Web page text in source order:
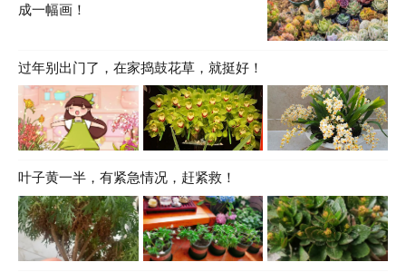
成一幅画！
过年别出门了，在家捣鼓花草，就挺好！
叶子黄一半，有紧急情况，赶紧救！